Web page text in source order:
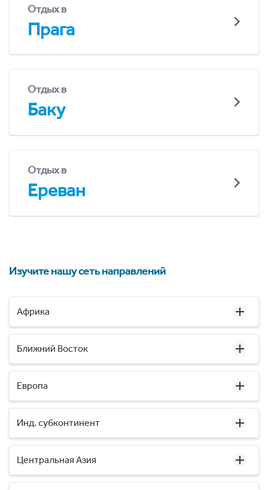
Отдых в
Прага
Отдых в
Баку
Отдых в
Ереван
Изучите нашу сеть направлений
Африка
Ближний Восток
Европа
Инд. субконтинент
Центральная Азия